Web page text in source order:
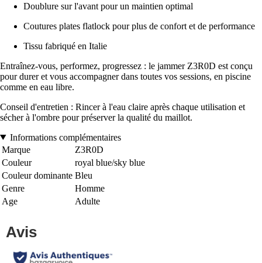
Doublure sur l'avant pour un maintien optimal
Coutures plates flatlock pour plus de confort et de performance
Tissu fabriqué en Italie
Entraînez-vous, performez, progressez : le jammer Z3R0D est conçu
pour durer et vous accompagner dans toutes vos sessions, en piscine
comme en eau libre.
Conseil d'entretien : Rincer à l'eau claire après chaque utilisation et
sécher à l'ombre pour préserver la qualité du maillot.
Informations complémentaires
Marque
Z3R0D
Couleur
royal blue/sky blue
Couleur dominante Bleu
Genre
Homme
Age
Adulte